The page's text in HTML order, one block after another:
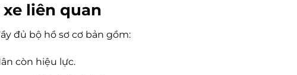
liên quan
đủ bộ hồ sơ cơ bản gồm:
còn hiệu lực.